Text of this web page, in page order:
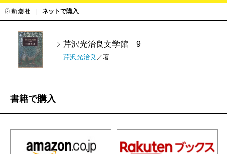
ネットで購入
芹沢光治良文学館 9
芹沢光治良 ／著
書籍で購入